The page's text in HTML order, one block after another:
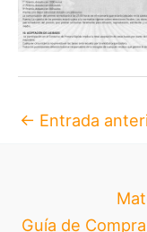
← Entrada
Guía de